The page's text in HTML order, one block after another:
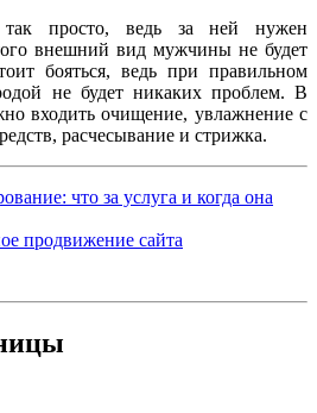
просто, ведь за ней нужен
внешний вид мужчины не будет
бояться, ведь при правильном
не будет никаких проблем. В
входить очищение, увлажнение с
расчесывание и стрижка.
что за услуга и когда она
продвижение сайта